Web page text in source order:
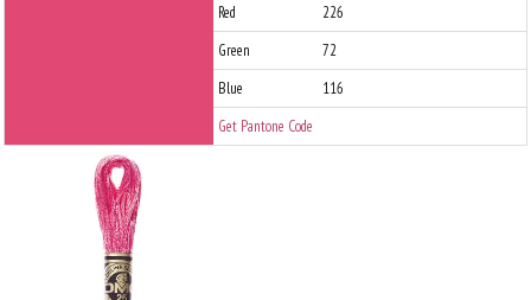
Red
226
Green
72
Blue
116
Get Pantone Code